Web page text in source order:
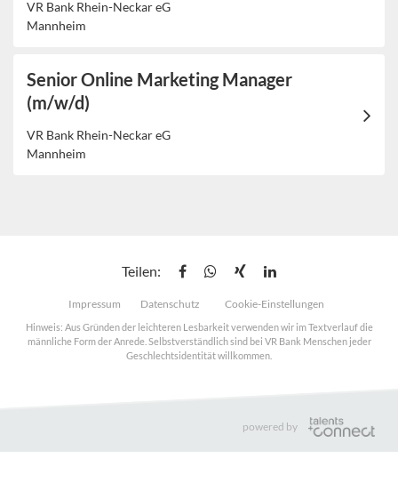
VR Bank Rhein-Neckar eG
Mannheim
Senior Online Marketing Manager
(m/w/d)
VR Bank Rhein-Neckar eG
Mannheim
Teilen:
Impressum Datenschutz Cookie-Einstellungen
Hinweis: Aus Gründen der leichteren Lesbarkeit verwenden wir im Textverlauf die
männliche Form der Anrede. Selbstverständlich sind bei VR Bank Menschen jeder
Geschlechtsidentität willkommen.
powered by